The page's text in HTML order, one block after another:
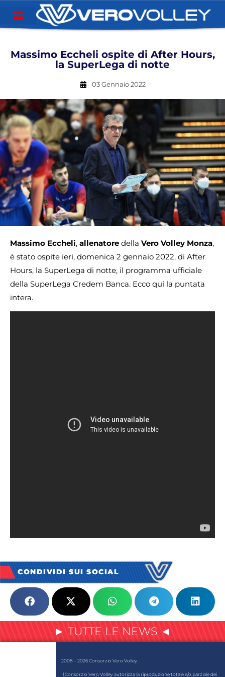
Massimo Eccheli ospite di After Hours,
la SuperLega di notte
03 Gennaio 2022
Massimo Eccheli, allenatore della Vero Volley Monza,
è stato ospite ieri, domenica 2 gennaio 2022, di After
Hours, la SuperLega di notte, il programma ufficiale
della SuperLega Credem Banca. Ecco qui la puntata
intera.
CONDIVIDI SUI SOCIAL
► TUTTE LE NEWS ◄
2008 – 2026 Consorzio Vero Volley
Il Consorzio Vero Volley autorizza la riproduzione totale e/o parziale dei